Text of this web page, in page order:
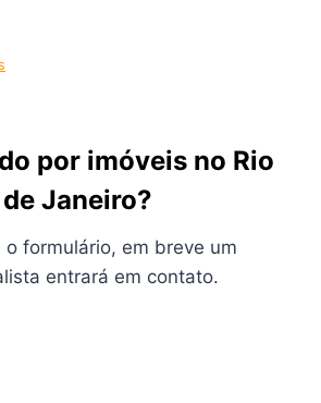
por imóveis no Rio
de Janeiro?
o formulário, em breve um
entrará em contato.